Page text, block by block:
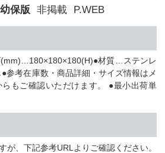
幼保版 非掲載 P.WEB
材質…ステンレ
参考在庫数・商品詳細・サイズ情報はメ
もご確認いただけます。 ●最小出荷単
が、下記参考URLよりご確認ください。